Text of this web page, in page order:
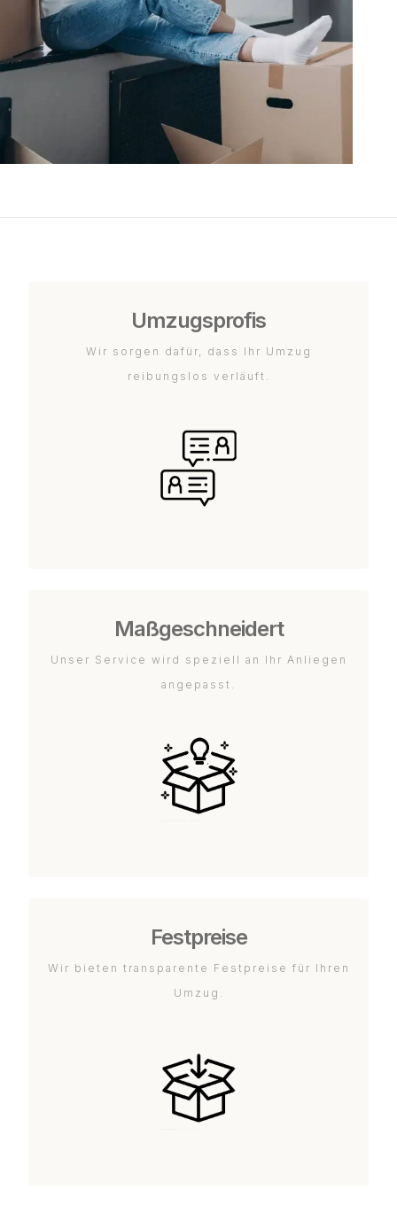
Umzugsprofis
Wir sorgen dafür, dass Ihr Umzug
reibungslos verläuft.
Maßgeschneidert
Unser Service wird speziell an Ihr Anliegen
angepasst.
Festpreise
Wir bieten transparente Festpreise für Ihren
Umzug.